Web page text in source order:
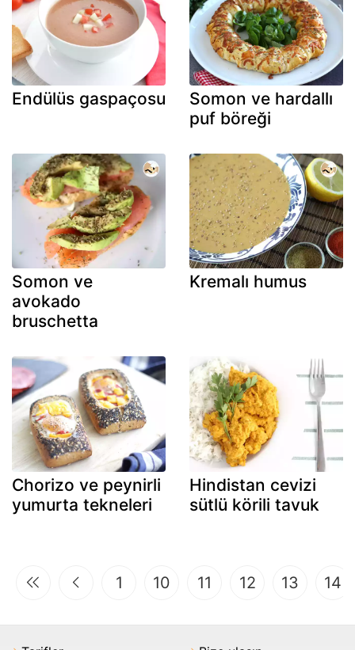
Endülüs gaspaçosu
Somon ve hardallı
puf böreği
Somon ve
avokado
bruschetta
Kremalı humus
Chorizo ve peynirli
yumurta tekneleri
Hindistan cevizi
sütlü körili tavuk
1 10 11 12 13 14